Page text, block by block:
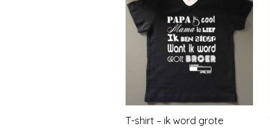
T-shirt – ik word grote